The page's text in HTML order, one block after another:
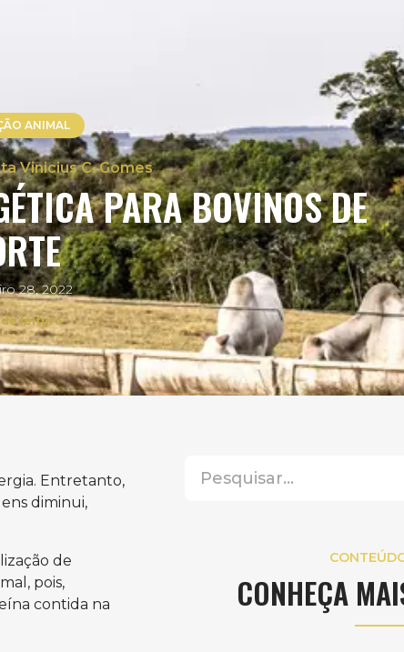
ANIMAL
Vinicius C. Gomes
PARA BOVINOS DE
28, 2022
de leitura
Entretanto,
diminui,
de
pois,
contida na
CONHEÇA